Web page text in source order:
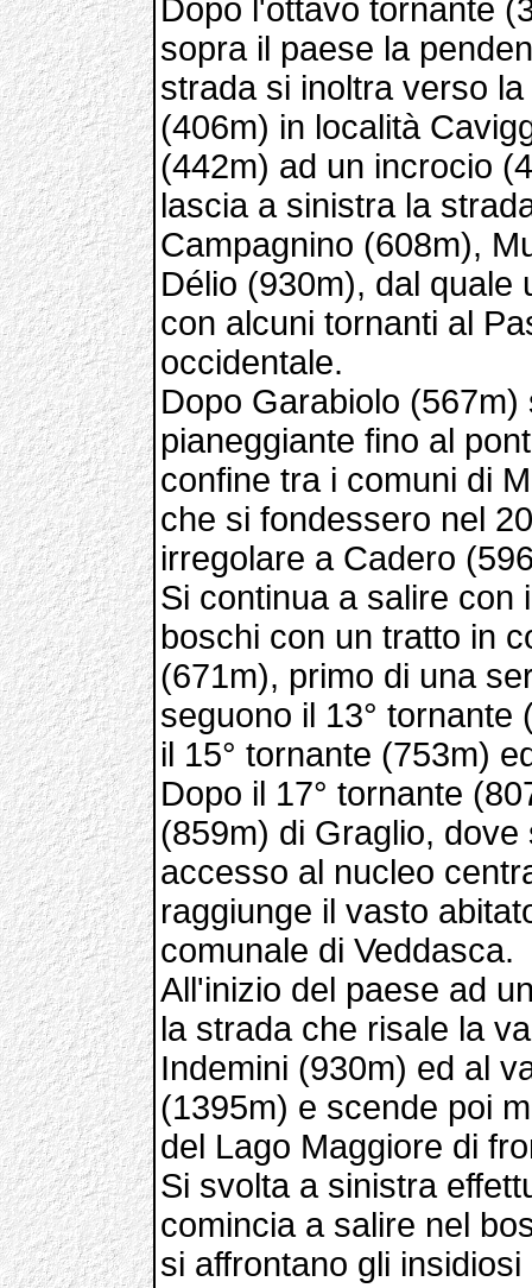
Dopo l'ottavo tornante
sopra il paese la
strada si inoltra verso
(406m) in località
(442m) ad un incrocio
lascia a sinistra la
Campagnino (608m),
Délio (930m), dal quale
con alcuni tornanti al
occidentale.
Dopo Garabiolo
pianeggiante fino al
confine tra i comuni di
che si fondessero nel
irregolare a Cadero
Si continua a salire con
boschi con un tratto in
(671m), primo di una
seguono il 13° tornante
il 15° tornante (753m)
Dopo il 17° tornante
(859m) di Graglio,
accesso al nucleo
raggiunge il vasto
comunale di Veddasca.
All'inizio del paese ad
la strada che risale la
Indemini (930m) ed al
(1395m) e scende poi
del Lago Maggiore di
Si svolta a sinistra
comincia a salire nel
si affrontano gli